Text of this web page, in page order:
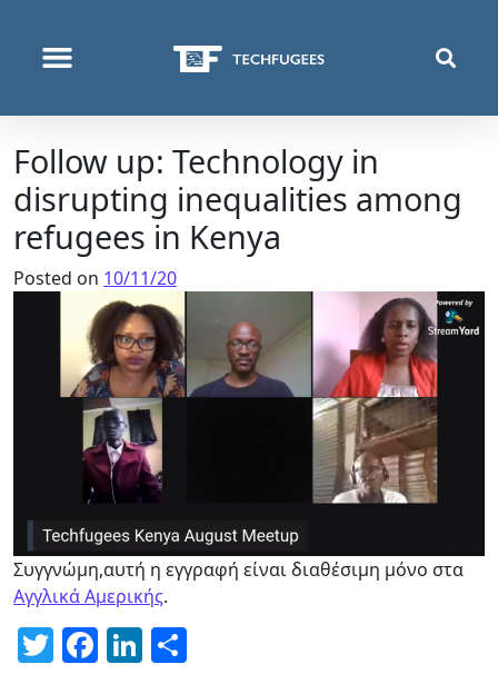
Follow up: Technology in
disrupting inequalities among
refugees in Kenya
Posted on 10/11/20
Συγγνώμη,αυτή η εγγραφή είναι διαθέσιμη μόνο στα
Αγγλικά Αμερικής.
Twitter
Facebook
LinkedIn